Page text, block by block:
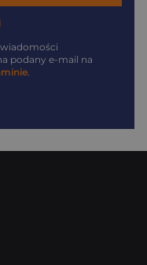
podany e-mail na